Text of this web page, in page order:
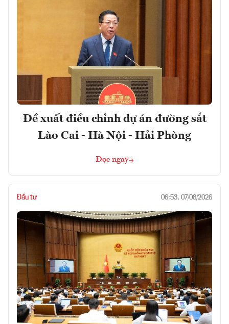
Đề xuất điều chỉnh dự án đường sắt
Lào Cai - Hà Nội - Hải Phòng
Đọc ngay
Đầu tư 06:53, 07/08/2026